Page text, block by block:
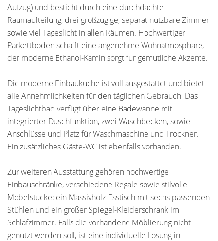
Aufzug) und besticht durch eine durchdachte
Raumaufteilung, drei großzügige, separat nutzbare Zimmer
sowie viel Tageslicht in allen Räumen. Hochwertiger
Parkettboden schafft eine angenehme Wohnatmosphäre,
der moderne Ethanol-Kamin sorgt für gemütliche Akzente.
Die moderne Einbauküche ist voll ausgestattet und bietet
alle Annehmlichkeiten für den täglichen Gebrauch. Das
Tageslichtbad verfügt über eine Badewanne mit
integrierter Duschfunktion, zwei Waschbecken, sowie
Anschlüsse und Platz für Waschmaschine und Trockner.
Ein zusätzliches Gäste-WC ist ebenfalls vorhanden.
Zur weiteren Ausstattung gehören hochwertige
Einbauschränke, verschiedene Regale sowie stilvolle
Möbelstücke: ein Massivholz-Esstisch mit sechs passenden
Stühlen und ein großer Spiegel-Kleiderschrank im
Schlafzimmer. Falls die vorhandene Möblierung nicht
genutzt werden soll, ist eine individuelle Lösung in